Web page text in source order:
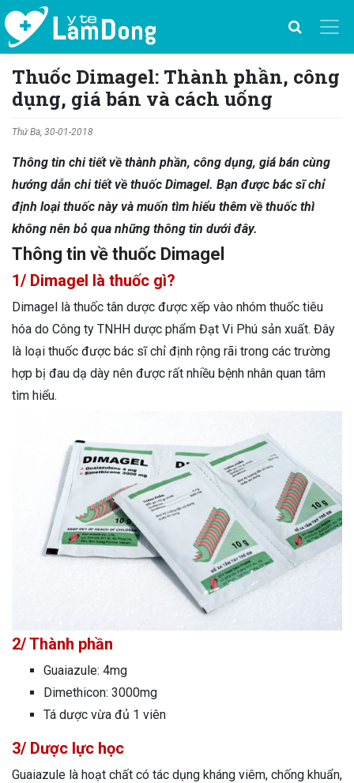
Thuốc Dimagel: Thành phần, công
dụng, giá bán và cách uống
Thứ Ba, 30-01-2018
Thông tin chi tiết về thành phần, công dụng, giá bán cùng
hướng dẫn chi tiết về thuốc Dimagel. Bạn được bác sĩ chỉ
định loại thuốc này và muốn tìm hiểu thêm về thuốc thì
không nên bỏ qua những thông tin dưới đây.
Thông tin về thuốc Dimagel
1/ Dimagel là thuốc gì?
Dimagel là thuốc tân dược được xếp vào nhóm thuốc tiêu
hóa do Công ty TNHH dược phẩm Đạt Vi Phú sản xuất. Đây
là loại thuốc được bác sĩ chỉ định rộng rãi trong các trường
hợp bị đau dạ dày nên được rất nhiều bệnh nhân quan tâm
tìm hiểu.
2/ Thành phần
Guaiazule: 4mg
Dimethicon: 3000mg
Tá dược vừa đủ 1 viên
3/ Dược lực học
Guaiazule là hoạt chất có tác dụng kháng viêm, chống khuẩn,